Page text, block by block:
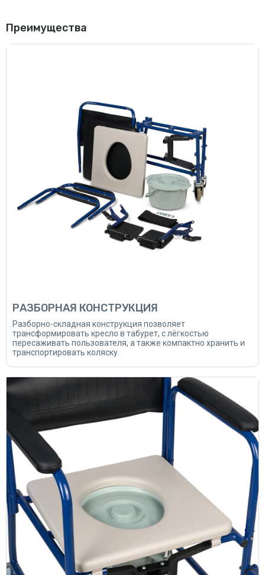
Преимущества
РАЗБОРНАЯ КОНСТРУКЦИЯ
Разборно-складная конструкция позволяет
трансформировать кресло в табурет, с лёгкостью
пересаживать пользователя, а также компактно хранить и
транспортировать коляску.